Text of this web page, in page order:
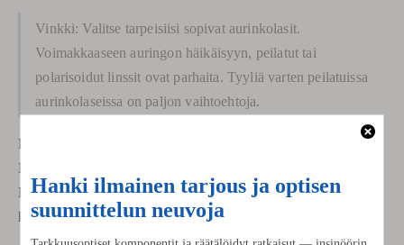
Vinkki: Valitse tarpeisiisi sopivat aurinkolasit.
Voimakkaaseen auringon häikäisyyn, peilatut tai
polarisoidut linssit ovat parhaita. Tyyliä varten peilatuissa
aurinkolaseissa on paljon vaihtoehtoja.
Peilipäällysteiset aurinkolasit heijastavat valoa pois silmistäsi.
Ne auttavat estämään häikäisyn ja pitämään silmäsi turvassa.
Kun valitset aurinkolaseja, huomioi UV-suoja. Varmista, että
kehykset ovat vahvoja. Tarkista, onko linsseissä peilipinnoite.